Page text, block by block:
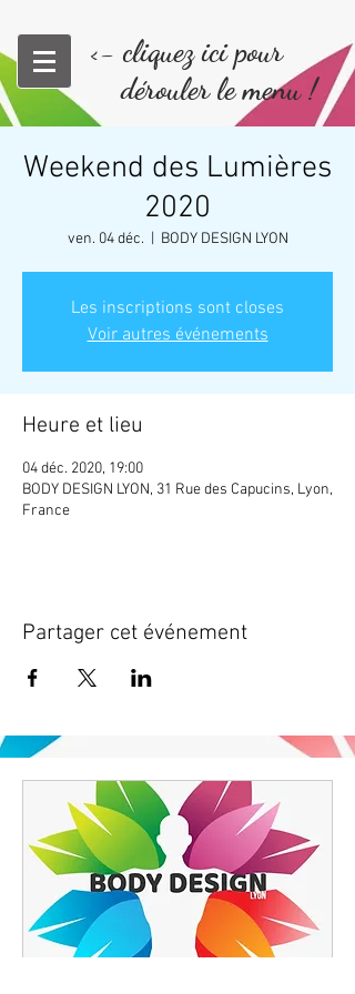
<- cliquez ici pour
dérouler le menu !
Weekend des Lumières
2020
ven. 04 déc. BODY DESIGN LYON
Les inscriptions sont closes
Voir autres événements
Heure et lieu
04 déc. 2020, 19:00
BODY DESIGN LYON, 31 Rue des Capucins, Lyon,
France
Partager cet événement